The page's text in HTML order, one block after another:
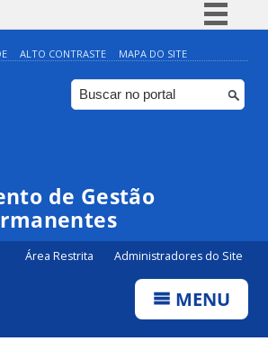
Simplifique!
Comunica BR
Participe
Canais
ALTO CONTRASTE MAPA DO SITE
de Gestão
Área Restrita Administradores do Site
MENU